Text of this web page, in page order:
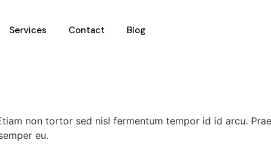
Services Contact Blog
non tortor sed nisl fermentum tempor id id arcu.
eu.